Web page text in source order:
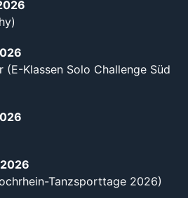
(E-Klassen Solo Challenge Süd
Tanzsporttage 2026)